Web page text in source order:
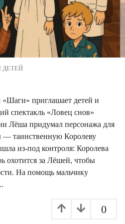
ДЕТЕЙ
«Шаги» приглашает детей и
спектакль «Ловец снов»
Лёша придумал персонажа для
— таинственную Королеву
из-под контроля: Королева
охотится за Лёшей, чтобы
На помощь мальчику
0